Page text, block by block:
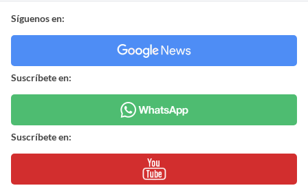
Síguenos en:
Suscríbete en:
Suscríbete en: